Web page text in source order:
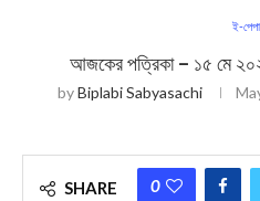
ই-
আজকের পত্রিকা – ১৫ মে
byBiplabi Sabyasachi
SHARE 0